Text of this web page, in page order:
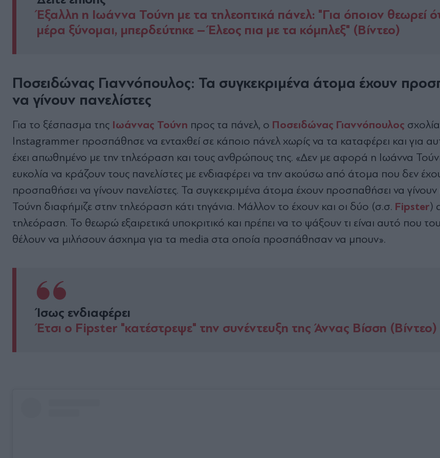
Έξαλλη η Ιωάννα Τούνη με τα τηλεοπτικά πάνελ: "Για όποιον θεωρεί
μέρα ξύνομαι, μπερδεύτηκε – Έλεος πια με τα κόμπλεξ" (Βίντεο)
Ποσειδώνας Γιαννόπουλος: Τα συγκεκριμένα άτομα έχουν
να γίνουν πανελίστες
Για το ξέσπασμα της Ιωάννας Τούνη προς τα πάνελ, ο Ποσειδώνας Γιαννόπουλος
Instagrammer προσπάθησε να ενταχθεί σε κάποιο πάνελ χωρίς να τα καταφέρει και για
έχει απωθημένο με την τηλεόραση και τους ανθρώπους της. «Δεν με αφορά η Ιωάννα
ευκολία να κράζουν τους πανελίστες με ενδιαφέρει να την ακούσω από άτομα που δεν
προσπαθήσει να γίνουν πανελίστες. Τα συγκεκριμένα άτομα έχουν προσπαθήσει να γίνουν
Τούνη διαφήμιζε στην τηλεόραση κάτι τηγάνια. Μάλλον το έχουν και οι δύο (σ.σ. Fipster)
τηλεόραση. Το θεωρώ εξαιρετικά υποκριτικό και πρέπει να το ψάξουν τι είναι αυτό που
θέλουν να μιλήσουν άσχημα για τα media στα οποία προσπάθησαν να μπουν».
Ίσως ενδιαφέρει
Έτσι ο Fipster "κατέστρεψε" την συνέντευξη της Άννας Βίσση (Βίντεο)